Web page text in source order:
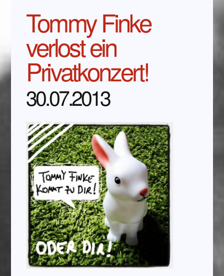
Tommy Finke
verlost ein
Privatkonzert!
30.07.2013